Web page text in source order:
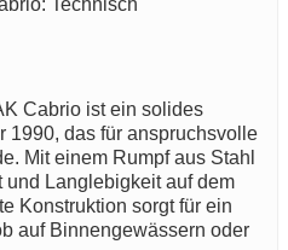
Technisch
Cabrio ist ein solides
1990, das für anspruchsvolle
Mit einem Rumpf aus Stahl
und Langlebigkeit auf dem
Konstruktion sorgt für ein
auf Binnengewässern oder